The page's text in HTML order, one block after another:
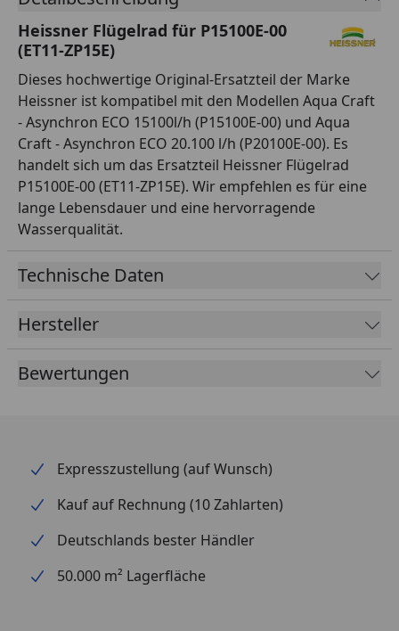
Heissner Flügelrad für P15100E-00
(ET11-ZP15E)
Dieses hochwertige Original-Ersatzteil der Marke
Heissner ist kompatibel mit den Modellen Aqua Craft
- Asynchron ECO 15100l/h (P15100E-00) und Aqua
Craft - Asynchron ECO 20.100 l/h (P20100E-00). Es
handelt sich um das Ersatzteil Heissner Flügelrad
P15100E-00 (ET11-ZP15E). Wir empfehlen es für eine
lange Lebensdauer und eine hervorragende
Wasserqualität.
Technische Daten
Hersteller
Bewertungen
Expresszustellung (auf Wunsch)
Kauf auf Rechnung (10 Zahlarten)
Deutschlands bester Händler
50.000 m² Lagerfläche